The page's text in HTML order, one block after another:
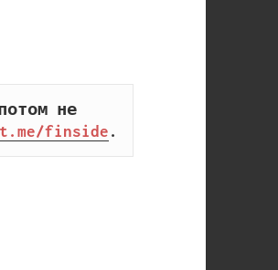
не
finside.